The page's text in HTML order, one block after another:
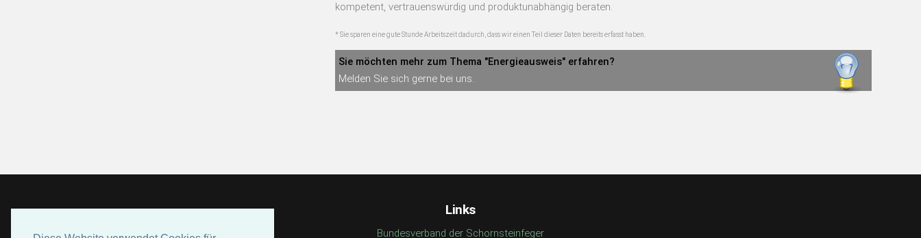
kompetent, vertrauenswürdig und produktunabhängig beraten.
* Sie sparen eine gute Stunde Arbeitszeit dadurch, dass wir einen Teil dieser Daten bereits erfasst haben.
Sie möchten mehr zum Thema "Energieausweis" erfahren?
Melden Sie sich gerne bei uns.
Links
Bundesverband der Schornsteinfeger